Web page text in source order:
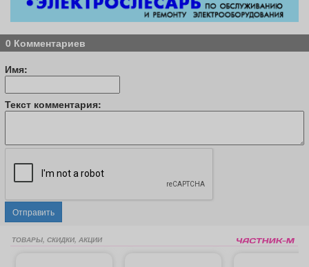
0 Комментариев
Имя:
Текст комментария:
Отправить
ТОВАРЫ, СКИДКИ, АКЦИИ